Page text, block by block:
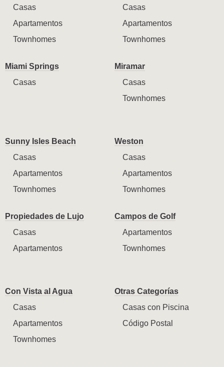
Casas
Apartamentos
Townhomes
Casas
Apartamentos
Townhomes
Miami Springs
Casas
Miramar
Casas
Townhomes
Sunny Isles Beach
Casas
Apartamentos
Townhomes
Weston
Casas
Apartamentos
Townhomes
Propiedades de Lujo
Casas
Apartamentos
Campos de Golf
Apartamentos
Townhomes
Con Vista al Agua
Casas
Apartamentos
Townhomes
Otras Categorías
Casas con Piscina
Código Postal